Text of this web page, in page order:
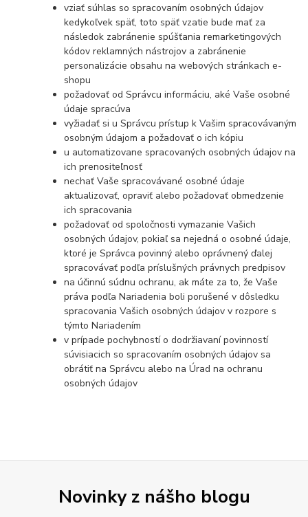
vziať súhlas so spracovaním osobných údajov
kedykoľvek späť, toto späť vzatie bude mať za
následok zabránenie spúšťania remarketingových
kódov reklamných nástrojov a zabránenie
personalizácie obsahu na webových stránkach e-
shopu
požadovať od Správcu informáciu, aké Vaše osobné
údaje spracúva
vyžiadať si u Správcu prístup k Vašim spracovávaným
osobným údajom a požadovať o ich kópiu
u automatizovane spracovaných osobných údajov na
ich prenositeľnosť
nechať Vaše spracovávané osobné údaje
aktualizovať, opraviť alebo požadovať obmedzenie
ich spracovania
požadovať od spoločnosti vymazanie Vašich
osobných údajov, pokiaľ sa nejedná o osobné údaje,
ktoré je Správca povinný alebo oprávnený ďalej
spracovávať podľa príslušných právnych predpisov
na účinnú súdnu ochranu, ak máte za to, že Vaše
práva podľa Nariadenia boli porušené v dôsledku
spracovania Vašich osobných údajov v rozpore s
týmto Nariadením
v prípade pochybností o dodržiavaní povinností
súvisiacich so spracovaním osobných údajov sa
obrátiť na Správcu alebo na Úrad na ochranu
osobných údajov
Novinky z nášho blogu